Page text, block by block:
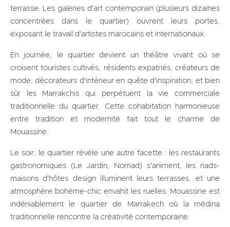
terrasse. Les galeries d'art contemporain (plusieurs dizaines
concentrées dans le quartier) ouvrent leurs portes,
exposant le travail d'artistes marocains et internationaux.
En journée, le quartier devient un théâtre vivant où se
croisent touristes cultivés, résidents expatriés, créateurs de
mode, décorateurs d'intérieur en quête d'inspiration, et bien
sûr les Marrakchis qui perpétuent la vie commerciale
traditionnelle du quartier. Cette cohabitation harmonieuse
entre tradition et modernité fait tout le charme de
Mouassine.
Le soir, le quartier révèle une autre facette : les restaurants
gastronomiques (Le Jardin, Nomad) s'animent, les riads-
maisons d'hôtes design illuminent leurs terrasses, et une
atmosphère bohème-chic envahit les ruelles. Mouassine est
indéniablement le quartier de Marrakech où la médina
traditionnelle rencontre la créativité contemporaine.